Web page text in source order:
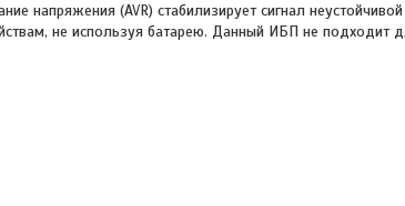
напряжения (AVR) стабилизирует сигнал
не используя батарею. Данный ИБП не подходит